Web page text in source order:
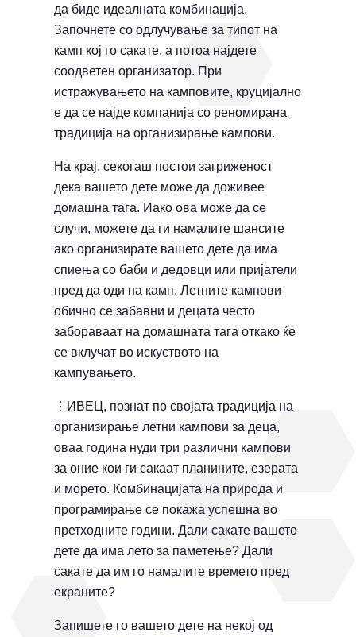
да биде идеалната комбинација.
Започнете со одлучување за типот на
камп кој го сакате, а потоа најдете
соодветен организатор. При
истражувањето на камповите, круцијално
е да се најде компанија со реномирана
традиција на организирање кампови.
На крај, секогаш постои загриженост
дека вашето дете може да доживее
домашна тага. Иако ова може да се
случи, можете да ги намалите шансите
ако организирате вашето дете да има
спиења со баби и дедовци или пријатели
пред да оди на камп. Летните кампови
обично се забавни и децата често
забораваат на домашната тага откако ќе
се вклучат во искуството на
кампувањето.
⋮ИВЕЦ, познат по својата традиција на
организирање летни кампови за деца,
оваа година нуди три различни кампови
за оние кои ги сакаат планините, езерата
и морето. Комбинацијата на природа и
програмирање се покажа успешна во
претходните години. Дали сакате вашето
дете да има лето за паметење? Дали
сакате да им го намалите времето пред
екраните?
Запишете го вашето дете на некој од